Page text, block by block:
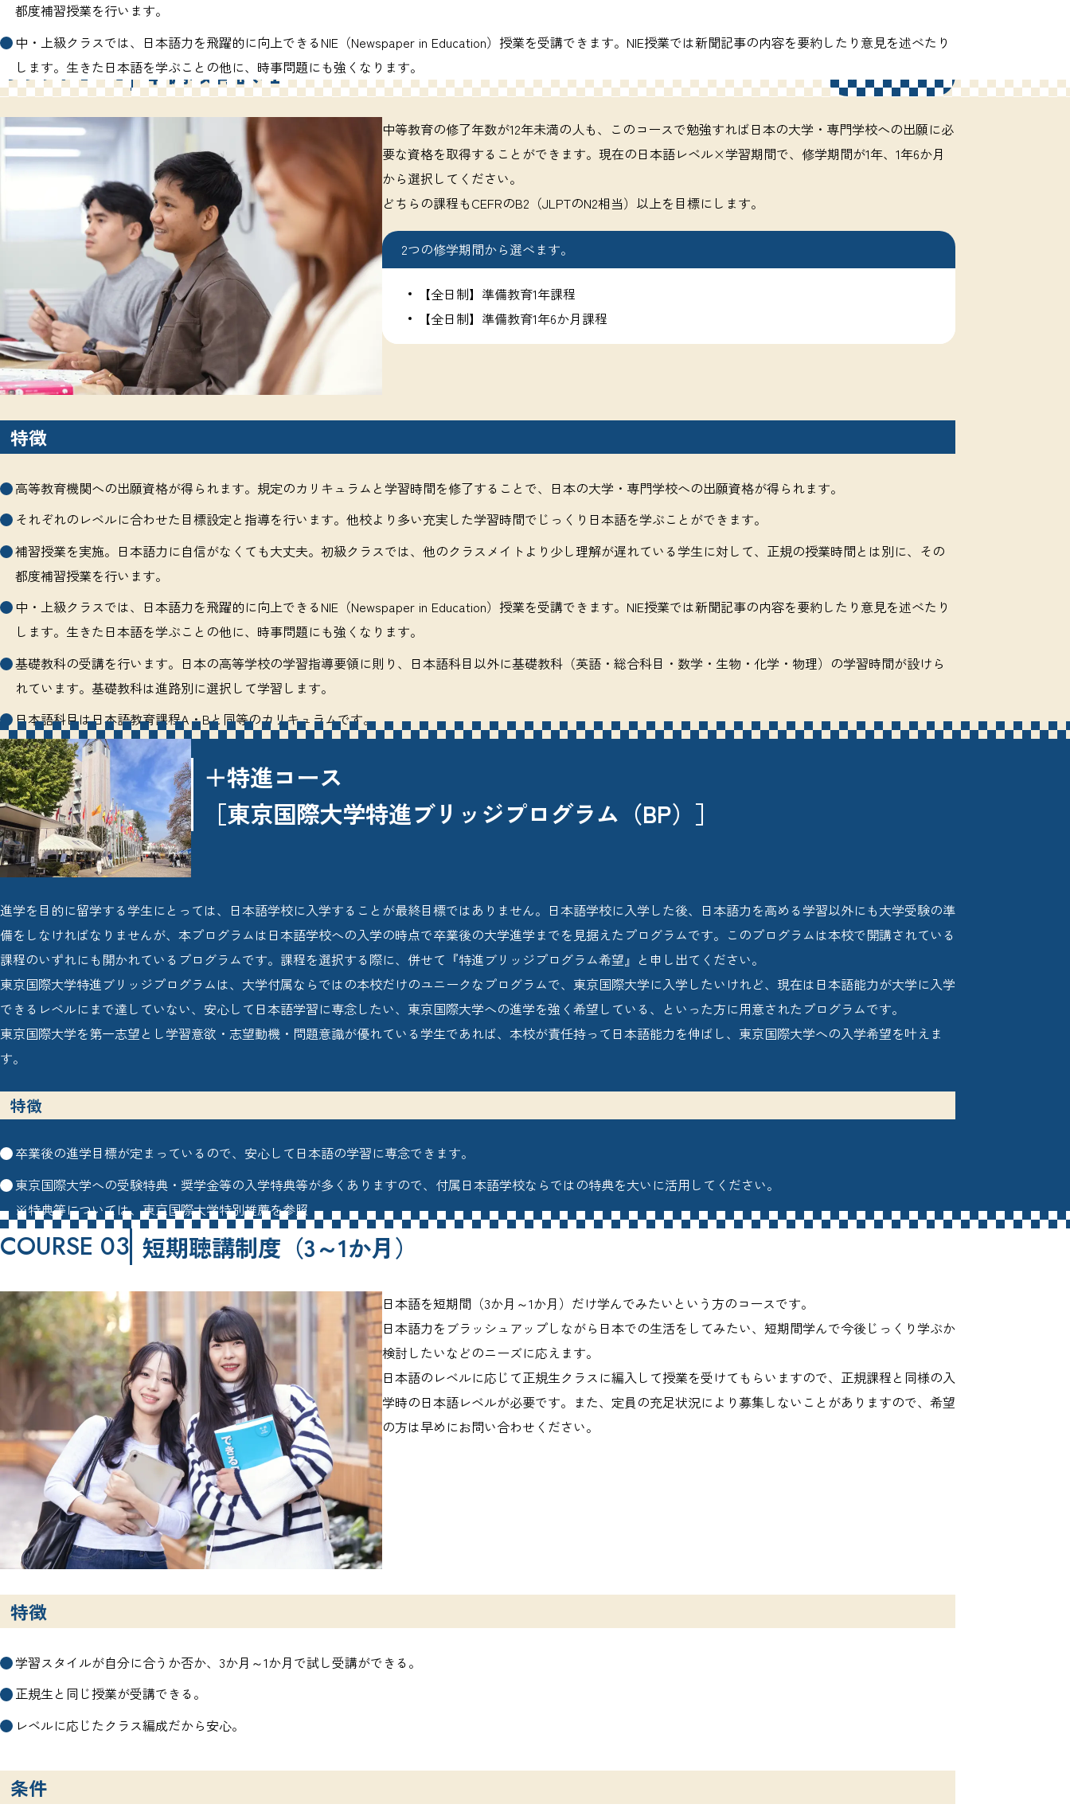
都度補習授業を行います。
中・上級クラスでは、日本語力を飛躍的に向上できるNIE（Newspaper in Education）授業を受講できます。NIE授業では新聞記事の内容を要約したり意見を述べたり
します。生きた日本語を学ぶことの他に、時事問題にも強くなります。
COURSE 02 準備教育課程 VIEW MORE
中等教育の修了年数が12年未満の人も、このコースで勉強すれば日本の大学・専門学校への出願に必
要な資格を取得することができます。現在の日本語レベル×学習期間で、修学期間が1年、1年6か月
から選択してください。
どちらの課程もCEFRのB2（JLPTのN2相当）以上を目標にします。
2つの修学期間から選べます。
【全日制】準備教育1年課程
【全日制】準備教育1年6か月課程
特徴
高等教育機関への出願資格が得られます。規定のカリキュラムと学習時間を修了することで、日本の大学・専門学校への出願資格が得られます。
それぞれのレベルに合わせた目標設定と指導を行います。他校より多い充実した学習時間でじっくり日本語を学ぶことができます。
補習授業を実施。日本語力に自信がなくても大丈夫。初級クラスでは、他のクラスメイトより少し理解が遅れている学生に対して、正規の授業時間とは別に、その
都度補習授業を行います。
中・上級クラスでは、日本語力を飛躍的に向上できるNIE（Newspaper in Education）授業を受講できます。NIE授業では新聞記事の内容を要約したり意見を述べたり
します。生きた日本語を学ぶことの他に、時事問題にも強くなります。
基礎教科の受講を行います。日本の高等学校の学習指導要領に則り、日本語科目以外に基礎教科（英語・総合科目・数学・生物・化学・物理）の学習時間が設けら
れています。基礎教科は進路別に選択して学習します。
日本語科目は日本語教育課程A・Bと同等のカリキュラムです。
＋特進コース
［東京国際大学特進ブリッジプログラム（BP）］
進学を目的に留学する学生にとっては、日本語学校に入学することが最終目標ではありません。日本語学校に入学した後、日本語力を高める学習以外にも大学受験の準
備をしなければなりませんが、本プログラムは日本語学校への入学の時点で卒業後の大学進学までを見据えたプログラムです。このプログラムは本校で開講されている
課程のいずれにも開かれているプログラムです。課程を選択する際に、併せて『特進ブリッジプログラム希望』と申し出てください。
東京国際大学特進ブリッジプログラムは、大学付属ならではの本校だけのユニークなプログラムで、東京国際大学に入学したいけれど、現在は日本語能力が大学に入学
できるレベルにまで達していない、安心して日本語学習に専念したい、東京国際大学への進学を強く希望している、といった方に用意されたプログラムです。
東京国際大学を第一志望とし学習意欲・志望動機・問題意識が優れている学生であれば、本校が責任持って日本語能力を伸ばし、東京国際大学への入学希望を叶えま
す。
特徴
卒業後の進学目標が定まっているので、安心して日本語の学習に専念できます。
東京国際大学への受験特典・奨学金等の入学特典等が多くありますので、付属日本語学校ならではの特典を大いに活用してください。
※特典等については、東京国際大学特別推薦を参照
COURSE 03 短期聴講制度 （3～1か月）
日本語を短期間（3か月～1か月）だけ学んでみたいという方のコースです。
日本語力をブラッシュアップしながら日本での生活をしてみたい、短期間学んで今後じっくり学ぶか
検討したいなどのニーズに応えます。
日本語のレベルに応じて正規生クラスに編入して授業を受けてもらいますので、正規課程と同様の入
学時の日本語レベルが必要です。また、定員の充足状況により募集しないことがありますので、希望
の方は早めにお問い合わせください。
特徴
学習スタイルが自分に合うか否か、3か月～1か月で試し受講ができる。
正規生と同じ授業が受講できる。
レベルに応じたクラス編成だから安心。
条件